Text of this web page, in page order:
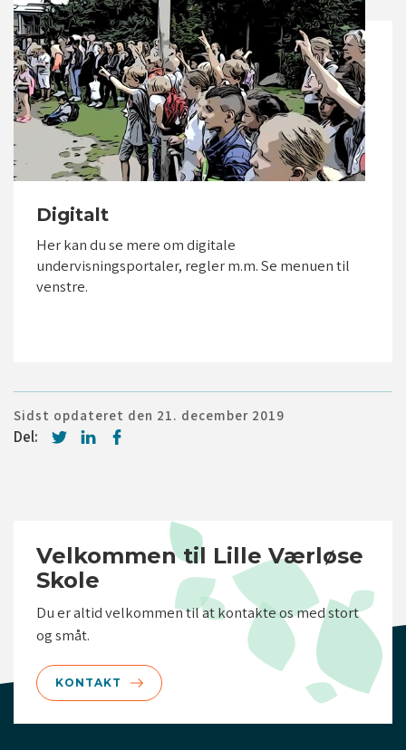
Digitalt
Her kan du se mere om digitale
undervisningsportaler, regler m.m. Se menuen til
venstre.
Sidst opdateret den 21. december 2019
Del:
Velkommen til Lille Værløse
Skole
Du er altid velkommen til at kontakte os med stort
og småt.
KONTAKT
luk
luk